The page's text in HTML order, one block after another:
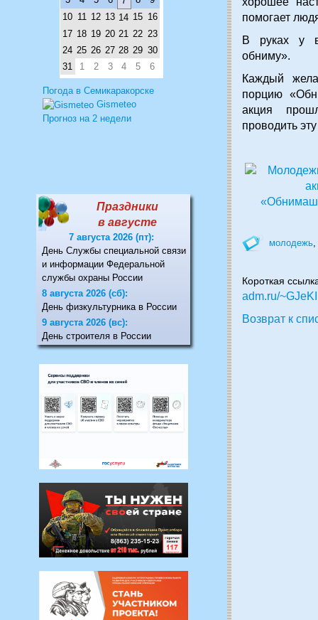
10 11 12 13 14 15 16
17 18 19 20 21 22 23
24 25 26 27 28 29 30
31
1 2 3 4 5 6
Погода в Семикаракорске
Gismeteo
Прогноз на 2 недели
Праздники
в августе
7 августа 2026 (пт):
День Службы специальной связи
и информации Федеральной
службы охраны России
8 августа 2026 (сб):
День физкультурника в России
9 августа 2026 (вс):
День строителя в России
помогает
В руках у
обниму».
Каждый
порцию
акция
проводить
молодежь
Короткая
adm.ru/~GJeKI
Возврат к